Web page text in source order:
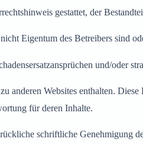
gestattet, der
Eigentum des Betreibers sind
und/oder
anderen Websites enthalten.
für deren Inhalte.
schriftliche Genehmigung